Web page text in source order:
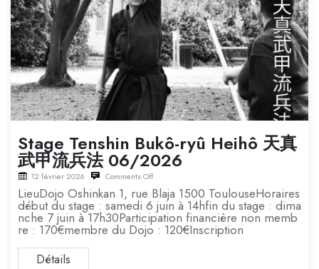
Stage Tenshin Bukô-ryû Heihô 天真
武甲流兵法 06/2026
12 février 2026 Comments Off
LieuDojo Oshinkan 1, rue Blaja 1500 ToulouseHoraires
début du stage : samedi 6 juin à 14hfin du stage : dima
nche 7 juin à 17h30Participation financière non memb
re : 170€membre du Dojo : 120€Inscription
Détails